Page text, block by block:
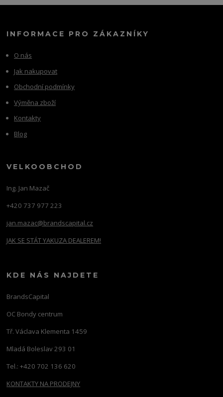
INFORMACE PRO ZÁKAZNÍKY
O nás
Jak nakupovat
Obchodní podmínky
Výměna zboží
Kontakty
Blog
VELKOOBCHOD
Ing. Jan Mazač
+420 737 977 223
jan.mazac@brandscapital.cz
JAK SE STÁT YAKUZA DEALEREM!
KDE NÁS NAJDETE
BrandsCapital
OC Bondy centrum
Tř. Václava Klementa 1459
Mladá Boleslav 293 01
Tel.: +420 702 136 620
KONTAKTY NA PRODEJNY